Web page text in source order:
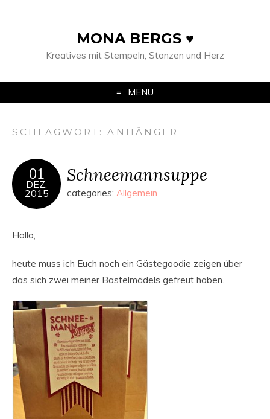
MONA BERGS ♥
Kreatives mit Stempeln, Stanzen und Herz
MENU
SCHLAGWORT:ANHÄNGER
01
DEZ.
2015
Schneemannsuppe
categories: Allgemein
Hallo,
heute muss ich Euch noch ein Gästegoodie zeigen über
das sich zwei meiner Bastelmädels gefreut haben.